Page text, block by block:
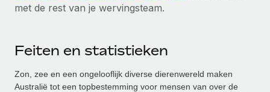
met de rest van je wervingsteam.
Feiten en statistieken
Zon, zee en een ongelooflijk diverse dierenwereld maken
Australië tot een topbestemming voor mensen van over de